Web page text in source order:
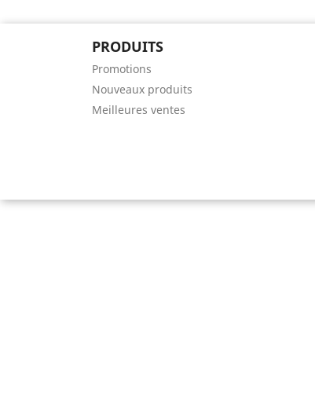
PRODUITS
Promotions
Nouveaux produits
Meilleures ventes